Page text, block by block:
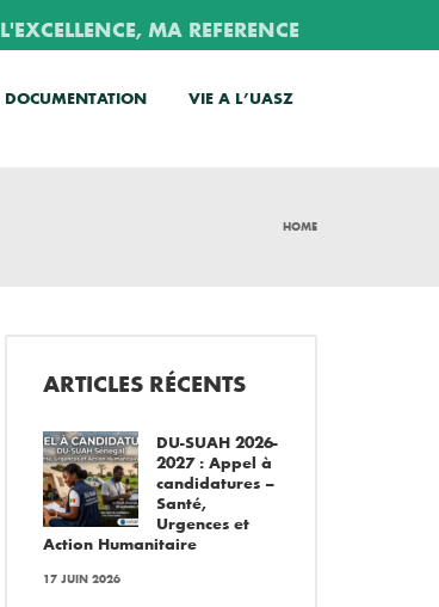
L'EXCELLENCE, MA REFERENCE
DOCUMENTATION VIE A L’UASZ
HOME
ARTICLES RÉCENTS
DU-SUAH 2026-
2027 : Appel à
candidatures –
Santé,
Urgences et
Action Humanitaire
17 JUIN 2026